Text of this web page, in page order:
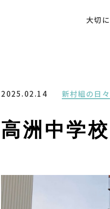
大切
2025.02.14 新村組の日々
高洲中学